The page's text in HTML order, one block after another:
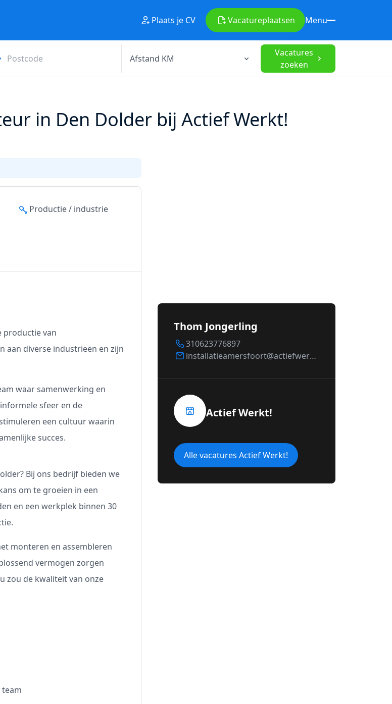
Plaats je CV Vacatureplaatsen Menu
Vacatures
zoeken
in Den Dolder bij Actief Werkt!
Productie / industrie
productie van
aan diverse industrieën en zijn
waar samenwerking en
sfeer en de
een cultuur waarin
succes.
Bij ons bedrijf bieden we
om te groeien in een
en een werkplek binnen 30
monteren en assembleren
vermogen zorgen
zou de kwaliteit van onze
Thom Jongerling
310623776897
installatieamersfoort@actiefwerkt.nl
Actief Werkt!
Alle vacatures Actief Werkt!